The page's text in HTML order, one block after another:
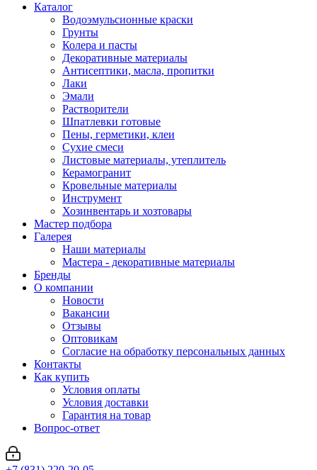
Каталог
Водоэмульсионные краски
Грунты
Колера и пасты
Декоративные материалы
Антисептики, масла, пропитки
Лаки
Эмали
Растворители
Шпатлевки готовые
Пены, герметики, клеи
Сухие смеси
Листовые материалы, утеплитель
Керамогранит
Кровельные материалы
Инструмент
Хозинвентарь и хозтовары
Мастер подбора
Галерея
Наши материалы
Мастера - декоративные материалы
Бренды
О компании
Новости
Вакансии
Отзывы
Оптовикам
Cогласие на обработку персональных данных
Контакты
Как купить
Условия оплаты
Условия доставки
Гарантия на товар
Вопрос-ответ